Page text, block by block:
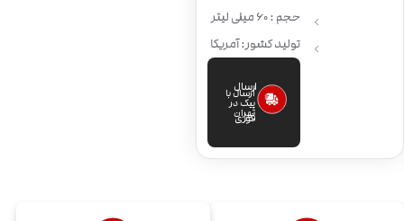
حجم : 60 میلی لیتر
تولید کشور: آمریکا
ارسال
فوری
ارسال با
پیک در
تهران